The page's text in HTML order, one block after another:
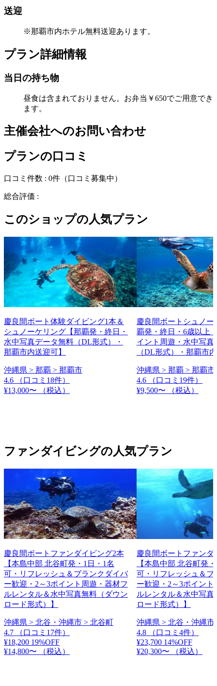
送迎
※那覇市内ホテル無料送迎あります。
プラン詳細情報
当日の持ち物
昼食は含まれておりません。お弁当￥650でご用意でき
ます。
主催会社へのお問い合わせ
プランの口コミ
口コミ件数 : 0件 （口コミ募集中）
総合評価 :
このショップの人気プラン
慶良間ボート体験ダイビング1本＆
シュノーケリング【那覇発・終日・
水中写真データ無料（DL形式）・
那覇市内送迎可】
沖縄県 > 那覇 > 那覇市
4.6
（口コミ18件）
¥13,000〜
（税込）
慶良間ボートシュノー
覇発・終日・6歳以上
イント周遊・水中写真
（DL形式）・那覇市
沖縄県 > 那覇 > 那覇市
4.6
（口コミ19件）
¥9,500〜
（税込）
ファンダイビングの人気プラン
慶良間ボートファンダイビング2本
【本島中部 北谷町発・1日・1名
可・リフレッシュ＆ブランクダイバ
ー歓迎・2～3ポイント周遊・器材フ
ルレンタル＆水中写真無料（ダウン
ロード形式）】
沖縄県 > 北谷・沖縄市 > 北谷町
4.7
（口コミ17件）
¥18,200 19%OFF
¥14,800〜
（税込）
慶良間ボートファンダ
【本島中部 北谷町発
可・リフレッシュ＆ブ
ー歓迎・2～3ポイント
ルレンタル＆水中写真
ロード形式）】
沖縄県 > 北谷・沖縄市
4.8
（口コミ4件）
¥23,700 14%OFF
¥20,300〜
（税込）